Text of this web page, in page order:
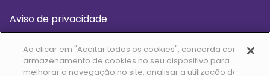
Aviso de privacidade
Cookies que utilizamos
Ao clicar em "Aceitar todos os cookies", concorda com o
armazenamento de cookies no seu dispositivo para
melhorar a navegação no site, analisar a utilização do